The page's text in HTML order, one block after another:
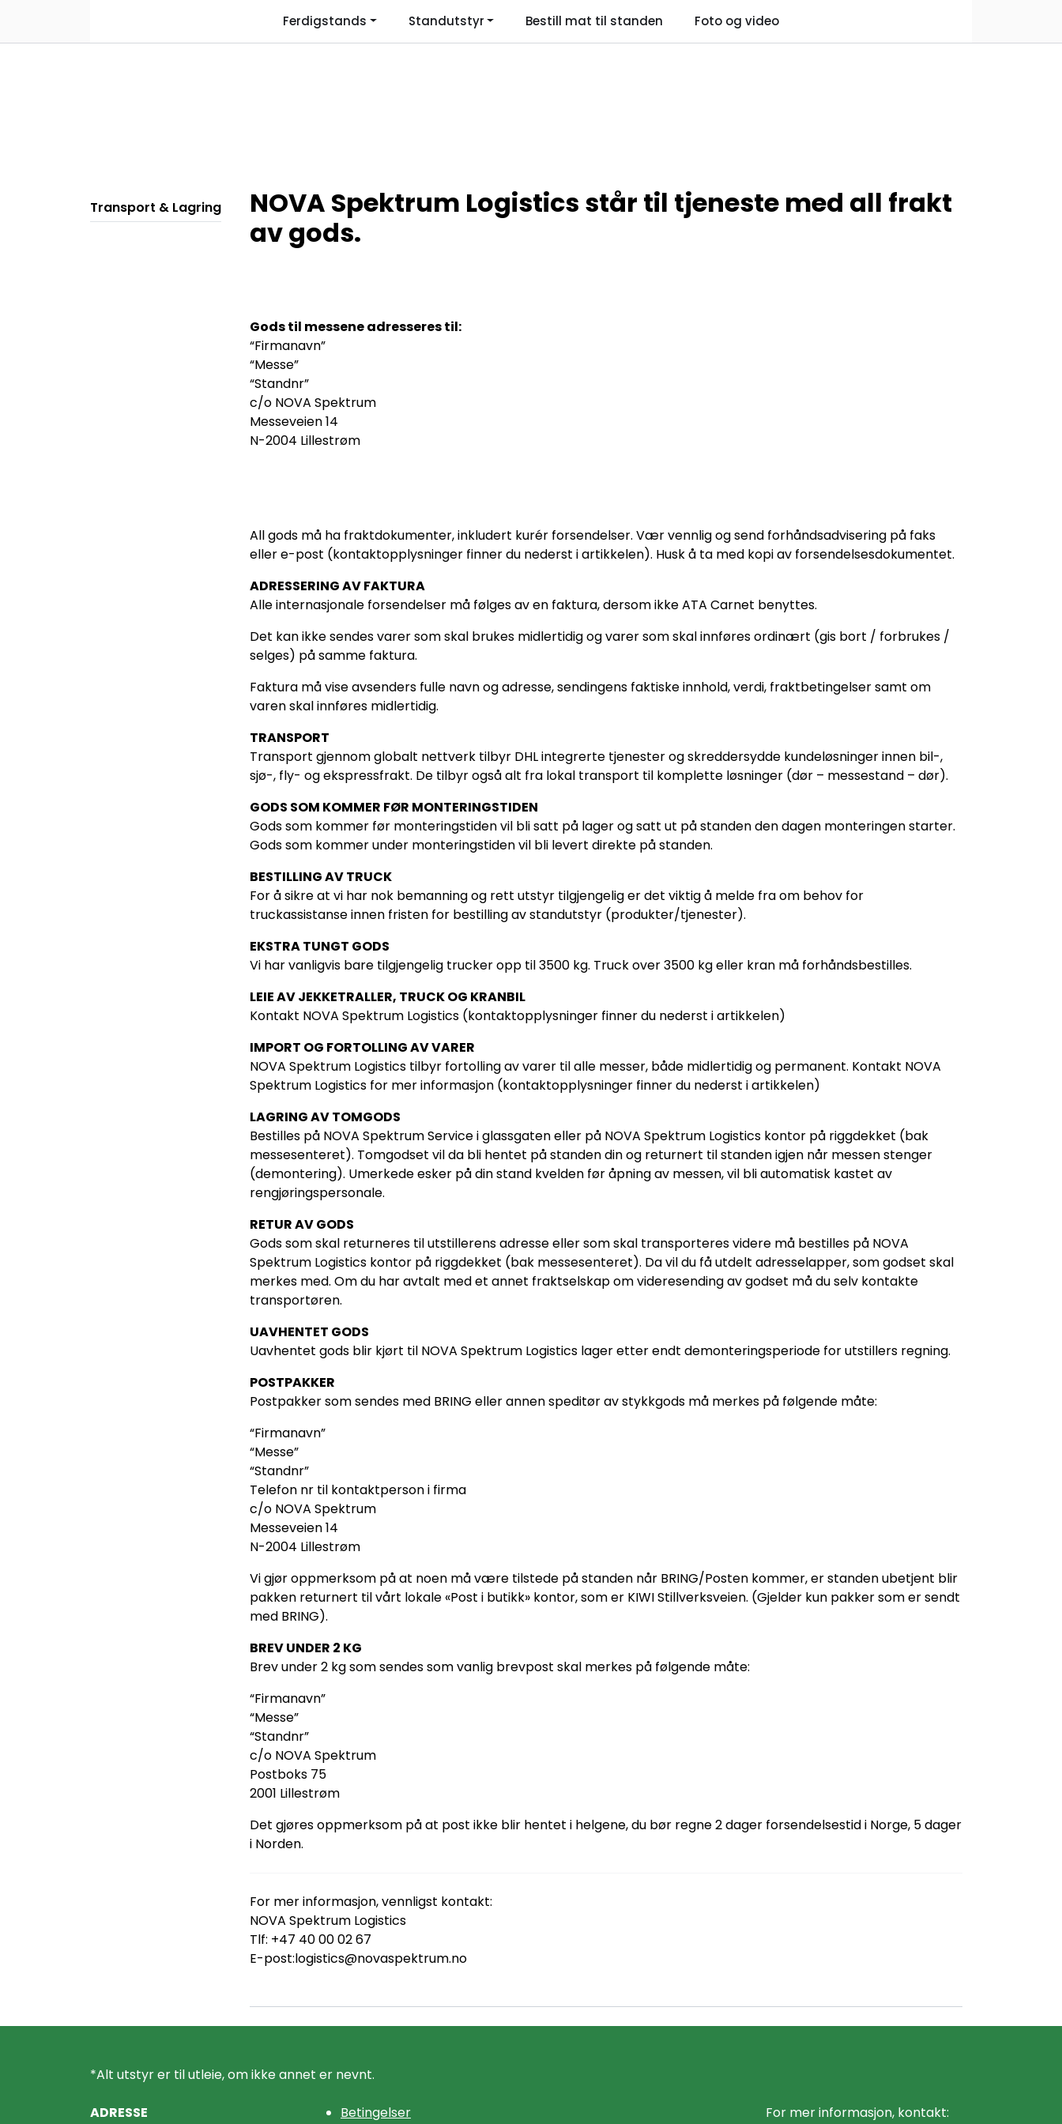
Language Praktisk informasjon
Ferdigstands Standutstyr Bestill mat til standen Foto og video
Transport & Lagring
NOVA Spektrum Logistics står til tjeneste med all frakt
av gods.
Gods til messene adresseres til:
“Firmanavn”
“Messe”
“Standnr”
c/o NOVA Spektrum
Messeveien 14
N-2004 Lillestrøm
All gods må ha fraktdokumenter, inkludert kurér forsendelser. Vær vennlig og send forhåndsadvisering på faks
eller e-post (kontaktopplysninger finner du nederst i artikkelen). Husk å ta med kopi av forsendelsesdokumentet.
ADRESSERING AV FAKTURA
Alle internasjonale forsendelser må følges av en faktura, dersom ikke ATA Carnet benyttes.
Det kan ikke sendes varer som skal brukes midlertidig og varer som skal innføres ordinært (gis bort / forbrukes /
selges) på samme faktura.
Faktura må vise avsenders fulle navn og adresse, sendingens faktiske innhold, verdi, fraktbetingelser samt om
varen skal innføres midlertidig.
TRANSPORT
Transport gjennom globalt nettverk tilbyr DHL integrerte tjenester og skreddersydde kundeløsninger innen bil-,
sjø-, fly- og ekspressfrakt. De tilbyr også alt fra lokal transport til komplette løsninger (dør – messestand – dør).
GODS SOM KOMMER FØR MONTERINGSTIDEN
Gods som kommer før monteringstiden vil bli satt på lager og satt ut på standen den dagen monteringen starter.
Gods som kommer under monteringstiden vil bli levert direkte på standen.
BESTILLING AV TRUCK
For å sikre at vi har nok bemanning og rett utstyr tilgjengelig er det viktig å melde fra om behov for
truckassistanse innen fristen for bestilling av standutstyr (produkter/tjenester).
EKSTRA TUNGT GODS
Vi har vanligvis bare tilgjengelig trucker opp til 3500 kg. Truck over 3500 kg eller kran må forhåndsbestilles.
LEIE AV JEKKETRALLER, TRUCK OG KRANBIL
Kontakt NOVA Spektrum Logistics (kontaktopplysninger finner du nederst i artikkelen)
IMPORT OG FORTOLLING AV VARER
NOVA Spektrum Logistics tilbyr fortolling av varer til alle messer, både midlertidig og permanent. Kontakt NOVA
Spektrum Logistics for mer informasjon (kontaktopplysninger finner du nederst i artikkelen)
LAGRING AV TOMGODS
Bestilles på NOVA Spektrum Service i glassgaten eller på NOVA Spektrum Logistics kontor på riggdekket (bak
messesenteret). Tomgodset vil da bli hentet på standen din og returnert til standen igjen når messen stenger
(demontering). Umerkede esker på din stand kvelden før åpning av messen, vil bli automatisk kastet av
rengjøringspersonale.
RETUR AV GODS
Gods som skal returneres til utstillerens adresse eller som skal transporteres videre må bestilles på NOVA
Spektrum Logistics kontor på riggdekket (bak messesenteret). Da vil du få utdelt adresselapper, som godset skal
merkes med. Om du har avtalt med et annet fraktselskap om videresending av godset må du selv kontakte
transportøren.
UAVHENTET GODS
Uavhentet gods blir kjørt til NOVA Spektrum Logistics lager etter endt demonteringsperiode for utstillers regning.
POSTPAKKER
Postpakker som sendes med BRING eller annen speditør av stykkgods må merkes på følgende måte:
“Firmanavn”
“Messe”
“Standnr”
Telefon nr til kontaktperson i firma
c/o NOVA Spektrum
Messeveien 14
N-2004 Lillestrøm
Vi gjør oppmerksom på at noen må være tilstede på standen når BRING/Posten kommer, er standen ubetjent blir
pakken returnert til vårt lokale «Post i butikk» kontor, som er KIWI Stillverksveien. (Gjelder kun pakker som er sendt
med BRING).
BREV UNDER 2 KG
Brev under 2 kg som sendes som vanlig brevpost skal merkes på følgende måte:
“Firmanavn”
“Messe”
“Standnr”
c/o NOVA Spektrum
Postboks 75
2001 Lillestrøm
Det gjøres oppmerksom på at post ikke blir hentet i helgene, du bør regne 2 dager forsendelsestid i Norge, 5 dager
i Norden.
For mer informasjon, vennligst kontakt:
NOVA Spektrum Logistics
Tlf: +47 40 00 02 67
E-post:logistics@novaspektrum.no
*Alt utstyr er til utleie, om ikke annet er nevnt.
ADRESSE
Betingelser
For mer informasjon, kontakt: